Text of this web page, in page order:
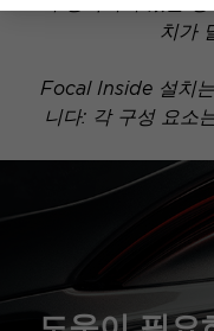
치가
Focal Inside 설치
니다: 각 구성 요소